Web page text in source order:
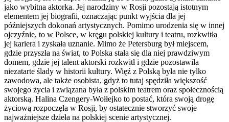
jako wybitna aktorka. Jej narodziny w Rosji pozostają istotnym
elementem jej biografii, oznaczając punkt wyjścia dla jej
późniejszych dokonań artystycznych. Pomimo urodzenia się w innej
ojczyźnie, to w Polsce, w kręgu polskiej kultury i teatru, rozkwitła
jej kariera i zyskała uznanie. Mimo że Petersburg był miejscem,
gdzie przyszła na świat, to Polska stała się dla niej prawdziwym
domem, gdzie jej talent aktorski rozkwitł i gdzie pozostawiła
niezatarte ślady w historii kultury. Więź z Polską była nie tylko
zawodowa, ale także osobista, gdyż to tutaj spędziła większość
swojego życia i związana była z polskim teatrem oraz społecznością
aktorską. Halina Czengery-Wołłejko to postać, która swoją drogę
życiową rozpoczęła w Rosji, by ostatecznie stworzyć swoje
najważniejsze dzieła na polskiej scenie artystycznej.